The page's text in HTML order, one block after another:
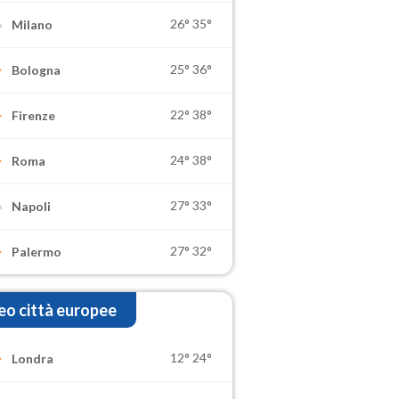
Milano 26° 35°
Bologna 25° 36°
Firenze 22° 38°
Roma 24° 38°
Napoli 27° 33°
Palermo 27° 32°
città europee
Londra 12° 24°